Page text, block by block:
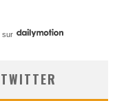
sur